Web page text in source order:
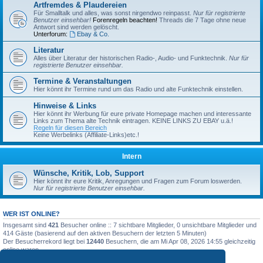
Artfremdes & Plaudereien
Für Smalltalk und alles, was sonst nirgendwo reinpasst. Nur für registrierte
Benutzer einsehbar! Forenregeln beachten! Threads die 7 Tage ohne neue
Antwort sind werden gelöscht.
Unterforum:
Ebay & Co.
Literatur
Alles über Literatur der historischen Radio-, Audio- und Funktechnik. Nur für
registrierte Benutzer einsehbar.
Termine & Veranstaltungen
Hier könnt ihr Termine rund um das Radio und alte Funktechnik einstellen.
Hinweise & Links
Hier könnt ihr Werbung für eure private Homepage machen und interessante
Links zum Thema alte Technik eintragen. KEINE LINKS ZU EBAY u.ä.!
Regeln für diesen Bereich
Keine Werbelinks (Affiliate-Links)etc.!
Intern
Wünsche, Kritik, Lob, Support
Hier könnt ihr eure Kritik, Anregungen und Fragen zum Forum loswerden.
Nur für registrierte Benutzer einsehbar.
WER IST ONLINE?
Insgesamt sind 421 Besucher online :: 7 sichtbare Mitglieder, 0 unsichtbare Mitglieder und
414 Gäste (basierend auf den aktiven Besuchern der letzten 5 Minuten)
Der Besucherrekord liegt bei 12440 Besuchern, die am Mi Apr 08, 2026 14:55 gleichzeitig
online waren.